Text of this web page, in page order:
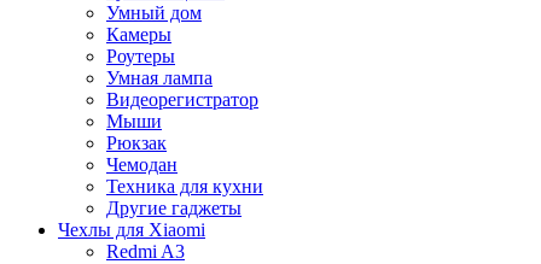
Умный дом
Камеры
Роутеры
Умная лампа
Видеорегистратор
Мыши
Рюкзак
Чемодан
Техника для кухни
Другие гаджеты
Чехлы для Xiaomi
Redmi A3